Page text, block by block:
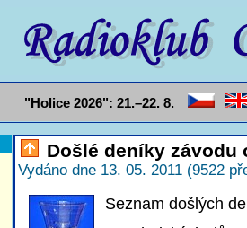
"Holice 2026": 21.–22. 8.
Došlé deníky závodu
Vydáno dne 13. 05. 2011 (9522
Seznam došlých